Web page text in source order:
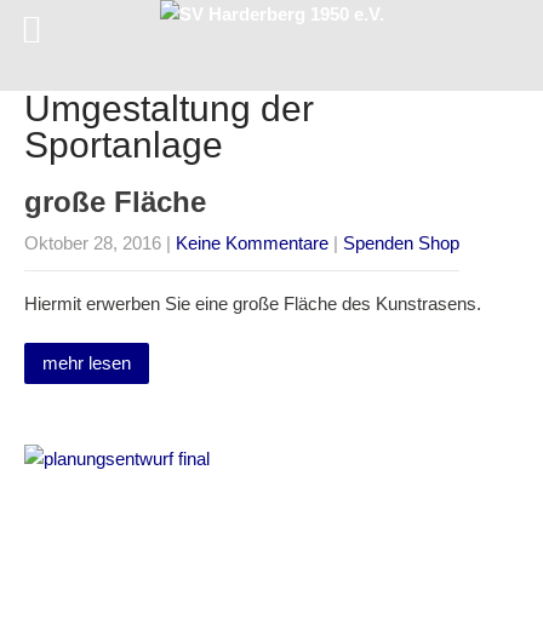
Umgestaltung der
Sportanlage
große Fläche
Oktober 28, 2016 | Keine Kommentare | Spenden Shop
Hiermit erwerben Sie eine große Fläche des Kunstrasens.
mehr lesen